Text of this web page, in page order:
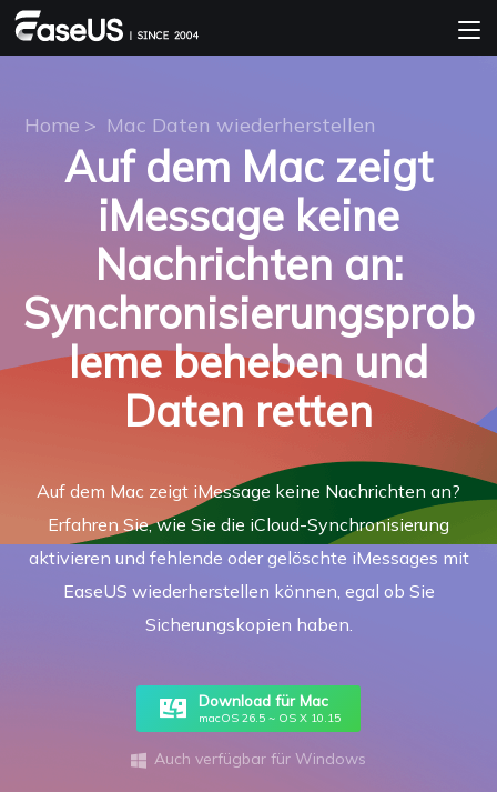
Home > Mac Daten wiederherstellen
Auf dem Mac zeigt
iMessage keine
Nachrichten an:
Synchronisierungsprob
leme beheben und
Daten retten
Auf dem Mac zeigt iMessage keine Nachrichten an?
Erfahren Sie, wie Sie die iCloud-Synchronisierung
aktivieren und fehlende oder gelöschte iMessages mit
EaseUS wiederherstellen können, egal ob Sie
Sicherungskopien haben.
Download für Mac
macOS 26.5 ~ OS X 10.15
 Auch verfügbar für Windows